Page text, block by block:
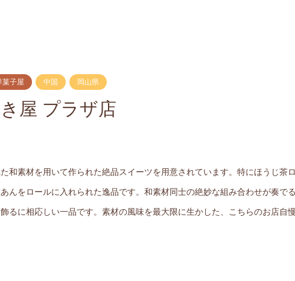
菓子屋 中国 岡山県
屋 プラザ店
和素材を用いて作られた絶品スイーツを用意されています。特にほうじ茶
んをロールに入れられた逸品です。和素材同士の絶妙な組み合わせが奏で
るに相応しい一品です。素材の風味を最大限に生かした、こちらのお店自